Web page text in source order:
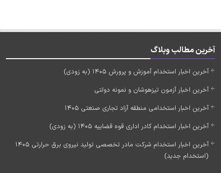
آخرین مطالب وبلاگ
آخرین اخبار استخدام آموزش و پرورش 1405 (به زودی)
آخرین اخبار آزمون تیزهوشان و نمونه دولتی
آخرین اخبار استخدامی منطقه آزاد تجاری صنعتی 1405
آخرین اخبار استخدام کادر اداری قوه قضاییه 1405 (به زودی)
آخرین اخبار استخدام شرکت مادر تخصصی تولید نیروی برق حرارتی 1405
(استخدام جدید)